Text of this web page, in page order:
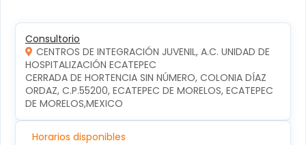
Consultorio
CENTROS DE INTEGRACIÓN JUVENIL, A.C. UNIDAD DE
HOSPITALIZACIÓN ECATEPEC
CERRADA DE HORTENCIA SIN NÚMERO, COLONIA DÍAZ
ORDAZ, C.P.55200, ECATEPEC DE MORELOS, ECATEPEC
DE MORELOS,MEXICO
Horarios disponibles